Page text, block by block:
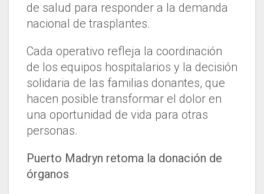
de salud para responder a la demanda
nacional de trasplantes.
Cada operativo refleja la coordinación
de los equipos hospitalarios y la decisión
solidaria de las familias donantes, que
hacen posible transformar el dolor en
una oportunidad de vida para otras
personas.
Puerto Madryn retoma la donación de
órganos